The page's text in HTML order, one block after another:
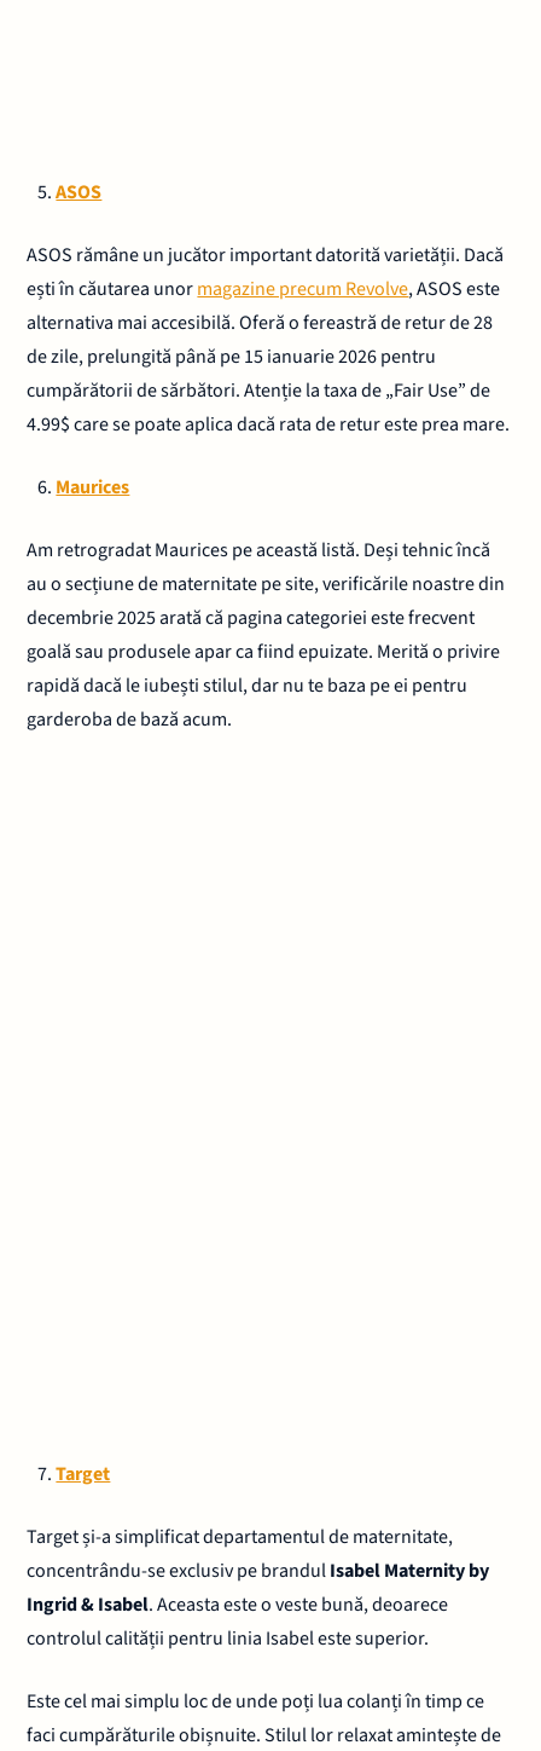
ASOS
ASOS rămâne un jucător important datorită varietății. Dacă
ești în căutarea unormagazine precum Revolve, ASOS este
alternativa mai accesibilă. Oferă o fereastră de retur de 28
de zile, prelungită până pe 15 ianuarie 2026 pentru
cumpărătorii de sărbători. Atenție la taxa de „Fair Use” de
4.99$ care se poate aplica dacă rata de retur este prea mare.
Maurices
Am retrogradat Maurices pe această listă. Deși tehnic încă
au o secțiune de maternitate pe site, verificările noastre din
decembrie 2025 arată că pagina categoriei este frecvent
goală sau produsele apar ca fiind epuizate. Merită o privire
rapidă dacă le iubești stilul, dar nu te baza pe ei pentru
garderoba de bază acum.
Target
Target și-a simplificat departamentul de maternitate,
concentrându-se exclusiv pe brandulIsabel Maternity by
Ingrid & Isabel. Aceasta este o veste bună, deoarece
controlul calității pentru linia Isabel este superior.
Este cel mai simplu loc de unde poți lua colanți în timp ce
faci cumpărăturile obișnuite. Stilul lor relaxat amintește de